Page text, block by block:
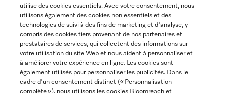
Miele sur Instagram
Miele sur Youtube
utilise des cookies essentiels. Avec votre consentement, nous
utilisons également des cookies non essentiels et des
technologies de suivi à des fins de marketing et d'analyse, y
compris des cookies tiers provenant de nos partenaires et
prestataires de services, qui collectent des informations sur
votre utilisation du site Web et nous aident à personnaliser et
à améliorer votre expérience en ligne. Les cookies sont
également utilisés pour personnaliser les publicités. Dans le
cadre d'un consentement distinct (« Personnalisation